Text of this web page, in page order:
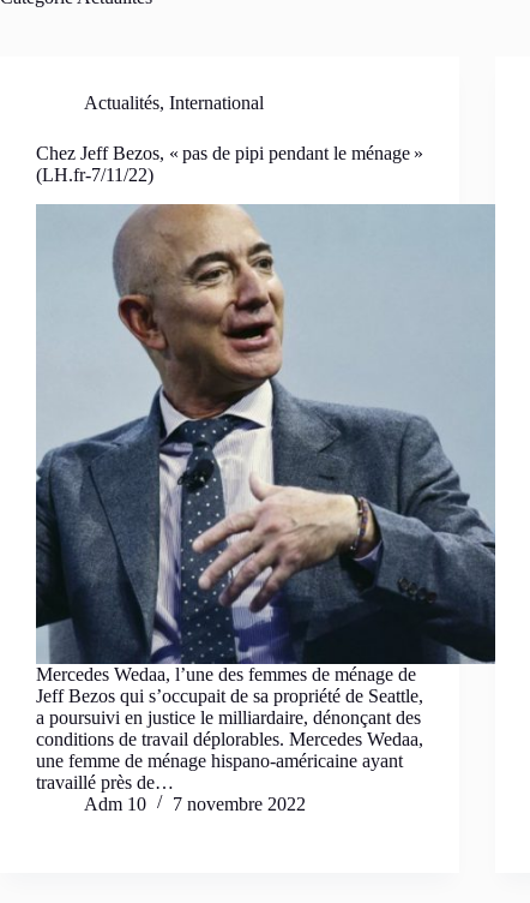
Actualités, International
Chez Jeff Bezos, « pas de pipi pendant le ménage »
(LH.fr-7/11/22)
Mercedes Wedaa, l’une des femmes de ménage de
Jeff Bezos qui s’occupait de sa propriété de Seattle,
a poursuivi en justice le milliardaire, dénonçant des
conditions de travail déplorables. Mercedes Wedaa,
une femme de ménage hispano-américaine ayant
travaillé près de…
Adm 10
7 novembre 2022